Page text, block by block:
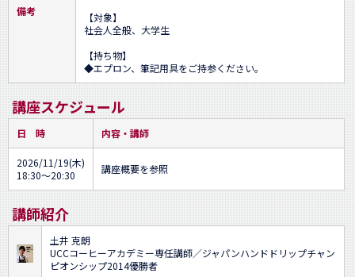
備考
【対象】
社会人全般、大学生
【持ち物】
◆エプロン、筆記用具をご持参ください。
講座スケジュール
日 時 内容・講師
2026/11/19(木)
18:30～20:30
講座概要を参照
講師紹介
土井 克朗
UCCコーヒーアカデミー専任講師／ジャパンハンドドリップチャン
ピオンシップ2014優勝者